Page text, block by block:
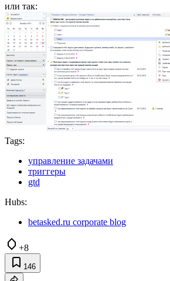
или так:
Tags:
управление задачами
триггеры
gtd
Hubs:
betasked.ru corporate blog
+8
146